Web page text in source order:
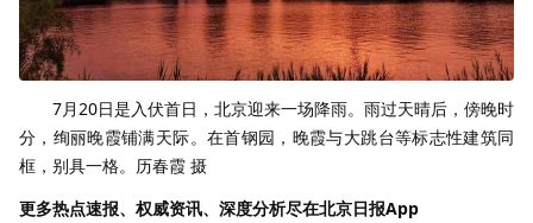
7月20日是入伏首日，北京迎来一场降雨。雨过天晴后，傍晚时
分，绚丽晚霞铺满天际。在首钢园，晚霞与大跳台等标志性建筑同
框，别具一格。历春霞 摄
更多热点速报、权威资讯、深度分析尽在北京日报App